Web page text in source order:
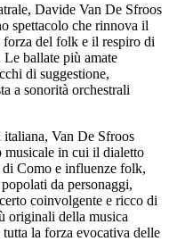
Davide Van De Sfroos
spettacolo che rinnova il
del folk e il respiro di
ballate più amate
di suggestione,
a sonorità orchestrali
italiana, Van De Sfroos
musicale in cui il dialetto
Como e influenze folk,
da personaggi,
coinvolgente e ricco di
originali della musica
la forza evocativa delle